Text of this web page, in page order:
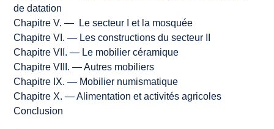
de datation
Chapitre V. — Le secteur I et la mosquée
Chapitre VI. — Les constructions du secteur II
Chapitre VII. — Le mobilier céramique
Chapitre VIII. — Autres mobiliers
Chapitre IX. — Mobilier numismatique
Chapitre X. — Alimentation et activités agricoles
Conclusion